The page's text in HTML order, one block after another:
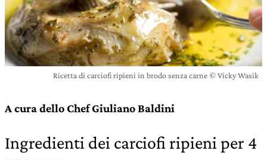
Ricetta di carciofi ripieni in brodo senza carne © Vicky Wasik
A cura dello Chef Giuliano Baldini
Ingredienti dei carciofi ripieni per 4